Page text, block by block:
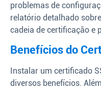
problemas de
relatório detalhado
cadeia de certificação e
Benefícios do
Instalar um certificado
diversos benefícios.